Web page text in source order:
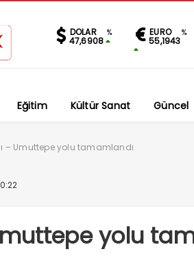
DOLAR %
47,6908
EURO %
55,1943
Eğitim Kültür Sanat Güncel
– Umuttepe yolu tamamlandı
yolu